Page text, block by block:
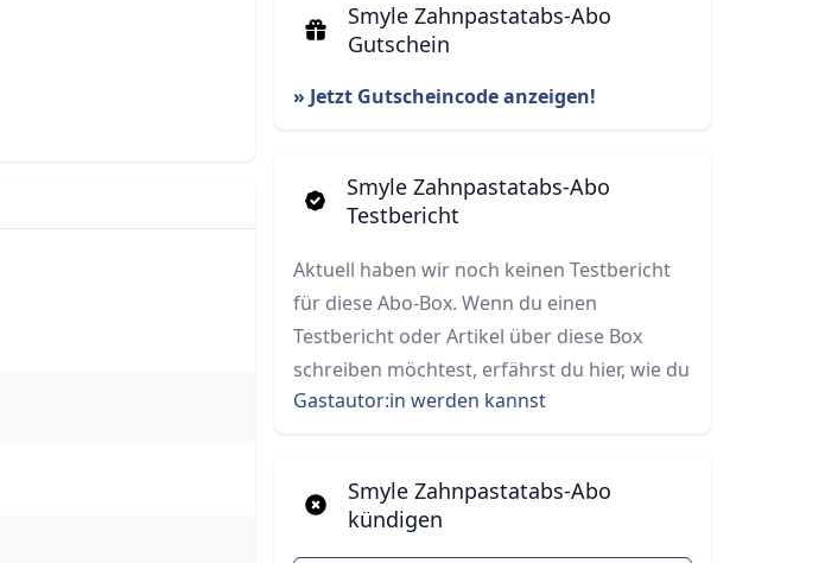
Smyle Zahnpastatabs-Abo
Gutschein
» Jetzt Gutscheincode anzeigen!
Smyle Zahnpastatabs-Abo
Testbericht
Aktuell haben wir noch keinen Testbericht
für diese Abo-Box. Wenn du einen
Testbericht oder Artikel über diese Box
schreiben möchtest, erfährst du hier, wie du
Gastautor:in werden kannst
Smyle Zahnpastatabs-Abo
kündigen